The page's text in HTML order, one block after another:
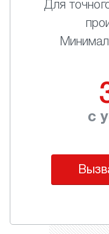
Для
с